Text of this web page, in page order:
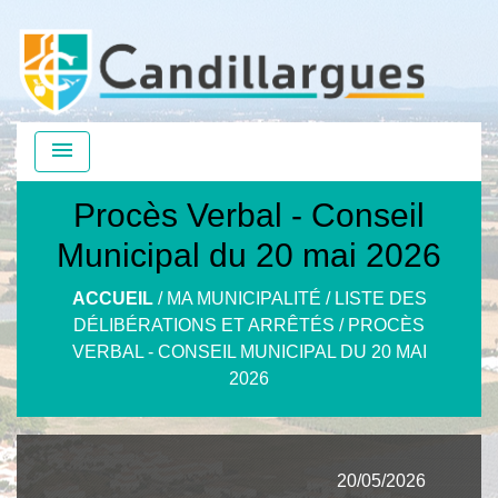
menu
Procès Verbal - Conseil
Municipal du 20 mai 2026
ACCUEIL/ MA MUNICIPALITÉ / LISTE DES
DÉLIBÉRATIONS ET ARRÊTÉS / PROCÈS
VERBAL - CONSEIL MUNICIPAL DU 20 MAI
2026
20/05/2026